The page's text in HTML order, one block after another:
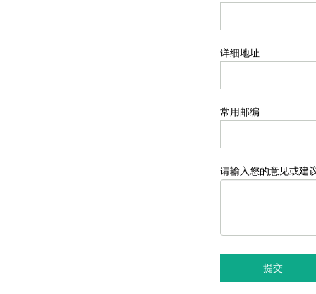
详细地址
常用邮编
请输入您的意见或建
提交